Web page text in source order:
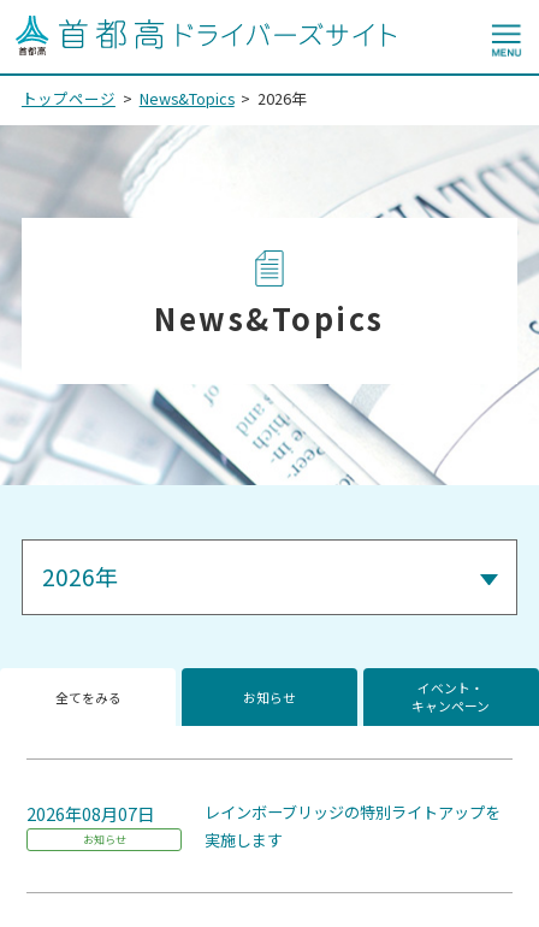
トップページ News&Topics 2026年
News&Topics
全てをみる お知らせ
イベント・
キャンペーン
2026年08月07日
お知らせ
レインボーブリッジの特別ライトアップを
実施します